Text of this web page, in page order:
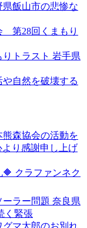
県飯山市の悲惨な
第28回くまもり
トラスト 岩手県
や自然を破壊する
熊森協会の活動を
り感謝申し上げ
🔶 クラファンネク
ーラー問題 奈良県
く緊張
グマ太郎のお別れ